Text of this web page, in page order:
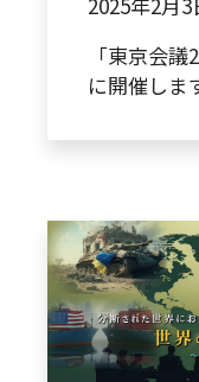
「東京会
に開催しま